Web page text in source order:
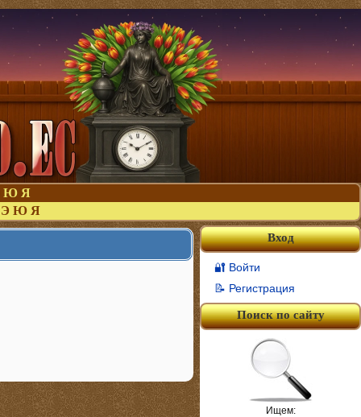
Ю Я
Э Ю Я
Вход
🔐 Войти
📝 Регистрация
Поиск по сайту
Ищем: